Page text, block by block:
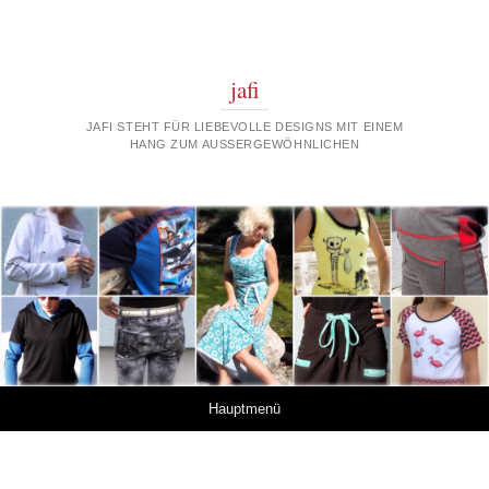
jafi
JAFI STEHT FÜR LIEBEVOLLE DESIGNS MIT EINEM
HANG ZUM AUSSERGEWÖHNLICHEN
Hauptmenü